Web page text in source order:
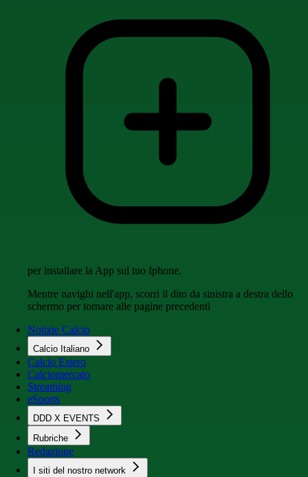
per installare la App sul tuo Iphone.
Mentre navighi nell'app, scorri il dito da sinistra a destra dello
schermo per tornare alle pagine precedenti
Notizie Calcio
Calcio Italiano
Calcio Estero
Calciomercato
Streaming
eSports
DDD X EVENTS
Rubriche
Redazione
I siti del nostro network